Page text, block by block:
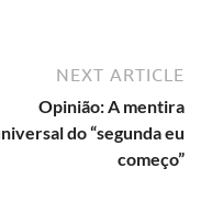
NEXT ARTICLE
Opinião: A mentira
do “segunda eu
começo”